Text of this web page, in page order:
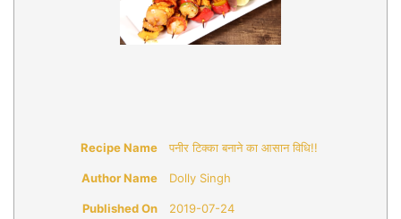
Recipe Name पनीर टिक्का बनाने का आसान विधि!!
Author Name Dolly Singh
Published On 2019-07-24